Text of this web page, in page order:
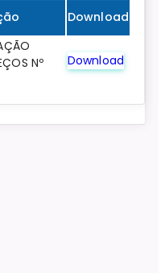
Download
Nº
Download